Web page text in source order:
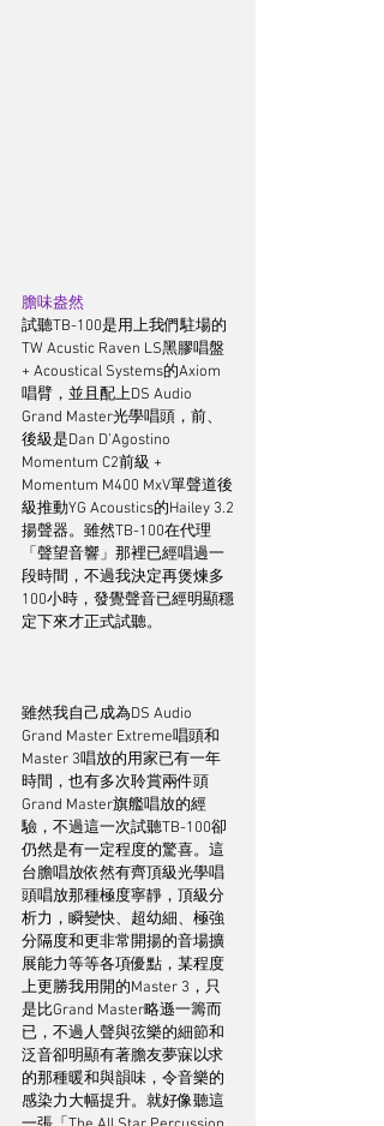
膽味盎然
試聽TB-100是用上我們駐場的
TW Acustic Raven LS黑膠唱盤
+ Acoustical Systems的Axiom
唱臂，並且配上DS Audio
Grand Master光學唱頭，前、
後級是Dan D’Agostino
Momentum C2前級 +
Momentum M400 MxV單聲道後
級推動YG Acoustics的Hailey 3.2
揚聲器。雖然TB-100在代理
「聲望音響」那裡已經唱過一
段時間，不過我決定再煲煉多
100小時，發覺聲音已經明顯穩
定下來才正式試聽。
雖然我自己成為DS Audio
Grand Master Extreme唱頭和
Master 3唱放的用家已有一年
時間，也有多次聆賞兩件頭
Grand Master旗艦唱放的經
驗，不過這一次試聽TB-100卻
仍然是有一定程度的驚喜。這
台膽唱放依然有齊頂級光學唱
頭唱放那種極度寧靜，頂級分
析力，瞬變快、超幼細、極強
分隔度和更非常開揚的音場擴
展能力等等各項優點，某程度
上更勝我用開的Master 3，只
是比Grand Master略遜一籌而
已，不過人聲與弦樂的細節和
泛音卻明顯有著膽友夢寐以求
的那種暖和與韻味，令音樂的
感染力大幅提升。就好像聽這